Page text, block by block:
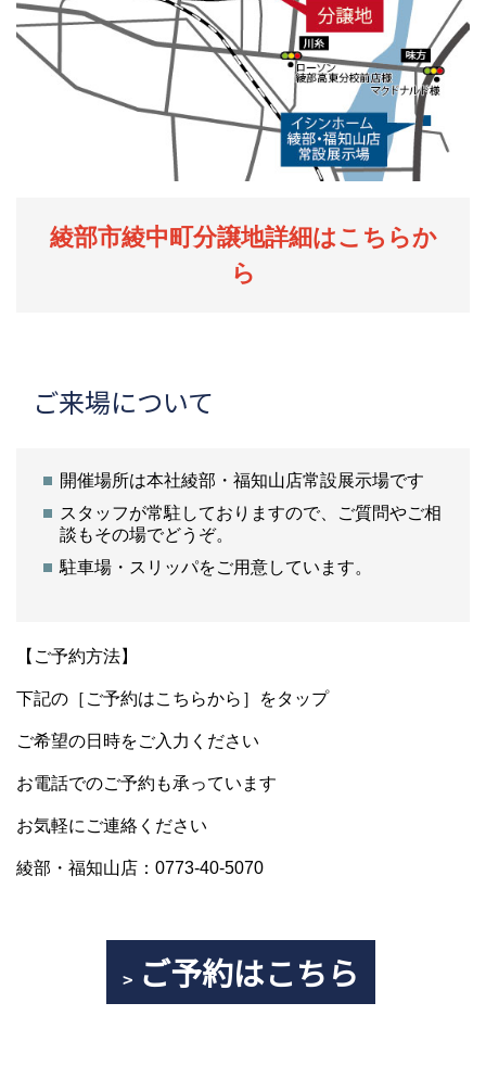
綾部市綾中町分譲地詳細はこちらか
ら
ご来場について
開催場所は本社綾部・福知山店常設展示場です
スタッフが常駐しておりますので、ご質問やご相
談もその場でどうぞ。
駐車場・スリッパをご用意しています。
【ご予約方法】
下記の［ご予約はこちらから］をタップ
ご希望の日時をご入力ください
お電話でのご予約も承っています
お気軽にご連絡ください
綾部・福知山店：0773-40-5070
ご予約はこちら